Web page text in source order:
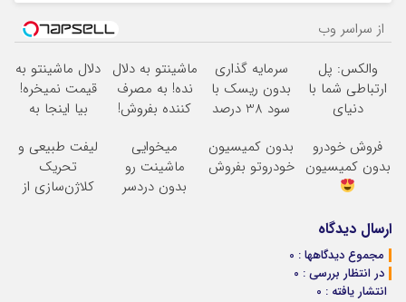
از سراسر وب
والکس: پل
ارتباطی شما با
دنیای
دیجیتال
سرمایه گذاری
بدون ریسک با
سود 38 درصد
ماشینتو به دلال
نده! به مصرف
کننده بفروش!
یک تماس
دلال ماشینتو به
قیمت نمیخره!
بیا اینجا به
بفروش*فقط
خریدار واقعی*
فروش خودرو
بدون کمیسیون
بدون کمیسیون
خودروتو بفروش
میخوایی
ماشینت رو
بدون دردسر
لیفت طبیعی و
تحریک
کلاژن‌سازی از
ارسال دیدگاه
مجموع دیدگاهها : 0
در انتظار بررسی : 0
انتشار یافته : 0